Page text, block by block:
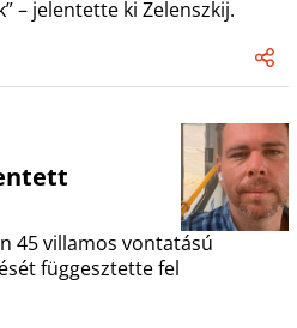
– jelentette ki Zelenszkij.
45 villamos vontatású
függesztette fel